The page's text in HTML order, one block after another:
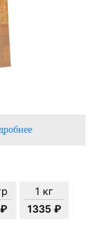
1 кг
1335 ₽